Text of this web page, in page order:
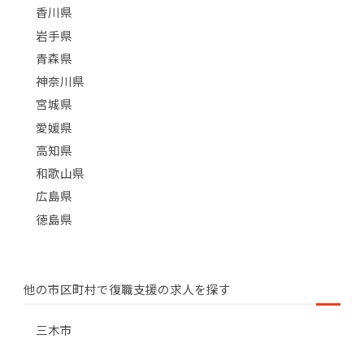
香川県
岩手県
青森県
神奈川県
宮城県
愛媛県
高知県
和歌山県
広島県
徳島県
他の市区町村で復職支援の求人を探す
三木市